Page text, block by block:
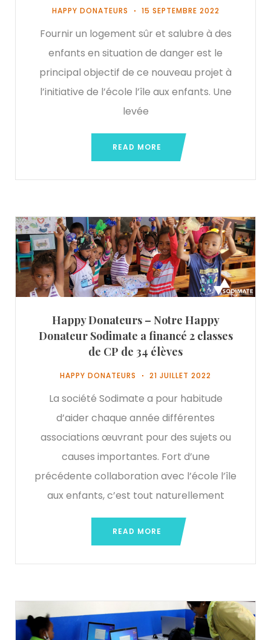
HAPPY DONATEURS 15 SEPTEMBRE 2022
Fournir un logement sûr et salubre à des
enfants en situation de danger est le
principal objectif de ce nouveau projet à
l’initiative de l’école l’île aux enfants. Une
levée
READ MORE
Happy Donateurs – Notre Happy
Donateur Sodimate a financé 2 classes
de CP de 34 élèves
HAPPY DONATEURS 21 JUILLET 2022
La société Sodimate a pour habitude
d’aider chaque année différentes
associations œuvrant pour des sujets ou
causes importantes. Fort d’une
précédente collaboration avec l’école l’île
aux enfants, c’est tout naturellement
READ MORE